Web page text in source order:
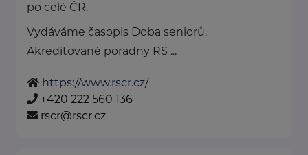
po celé ČR.
Vydáváme časopis Doba seniorů.
Akreditované poradny RS ...
https://www.rscr.cz/
+420 222 560 136
rscr@rscr.cz